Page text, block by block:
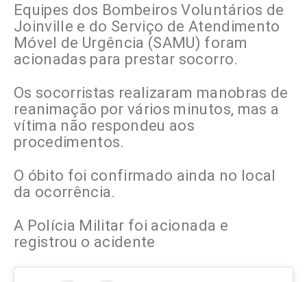
Equipes dos Bombeiros Voluntários de
Joinville e do Serviço de Atendimento
Móvel de Urgência (SAMU) foram
acionadas para prestar socorro.
Os socorristas realizaram manobras de
reanimação por vários minutos, mas a
vítima não respondeu aos
procedimentos.
O óbito foi confirmado ainda no local
da ocorrência.
A Polícia Militar foi acionada e
registrou o acidente